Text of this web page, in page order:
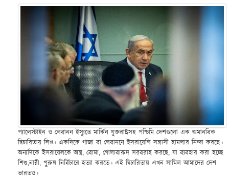
প্যালেস্টাইন ও লেবানন ইস্যুতে মার্কিন যুক্তরাষ্ট্রসহ পশ্চিমি দেশগুলো এক অমানবিক
দ্বিচারিতায় লিপ্ত। একদিকে গাজা বা লেবাননে ইসরায়েলি সন্ত্রাসী হামলার নিন্দা করছে।
অন্যদিকে ইসরায়েলকে অস্ত্র, বোমা, গোলাবারুদ সরবরাহ করছে, যা ব্যবহার করা হচ্ছে
শিশু,নারী, পুরুষ নির্বিচারে হত্যা করতে। এই দ্বিচারিতায় এখন সামিল আমাদের দেশ
ভারতও।